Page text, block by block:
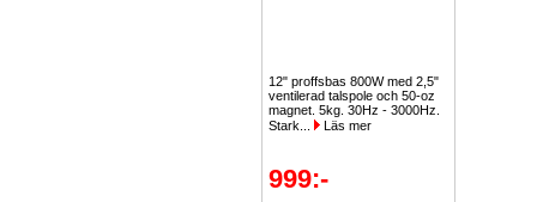
12" proffsbas 800W med 2,5"
ventilerad talspole och 50-oz
magnet. 5kg. 30Hz - 3000Hz.
Stark...
Läs mer
999:-